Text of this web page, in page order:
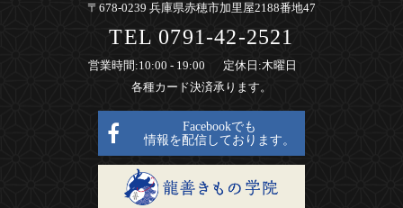
〒678-0239 兵庫県赤穂市加里屋2188番地47
TEL 0791-42-2521
営業時間 :10:00 - 19:00 定休日 :木曜日
各種カード決済承ります。
Facebookでも
情報を配信しております。